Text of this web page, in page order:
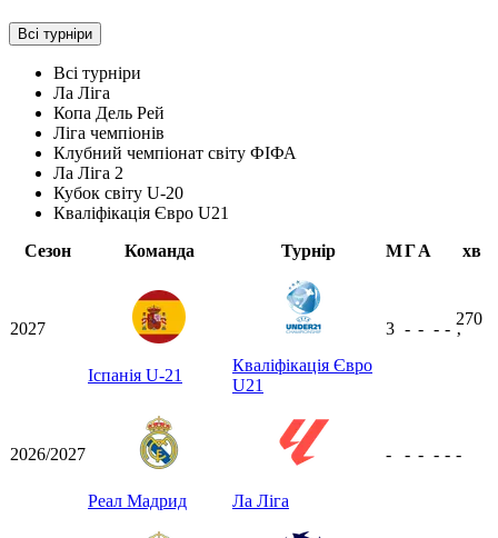
Всі турніри
Всі турніри
Ла Ліга
Копа Дель Рей
Ліга чемпіонів
Клубний чемпіонат світу ФІФА
Ла Ліга 2
Кубок світу U-20
Кваліфікація Євро U21
Сезон
Команда Турнір МГА хв
2027
Іспанія U-21
Кваліфікація Євро
U21
3 - - - -
270
ʼ
2026/2027
Реал Мадрид Ла Ліга
- - - - - -